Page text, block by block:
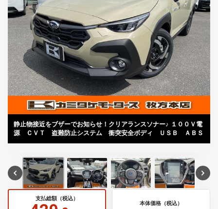
静止物接近をブザーでお知らせ！クリアランスソナー♪ １００Ｖ電
源 ＣＶＴ 盗難防止システム 衝突安全ボディ ＵＳＢ ＡＢＳ
支払総額（税込）
本体価格（税込）